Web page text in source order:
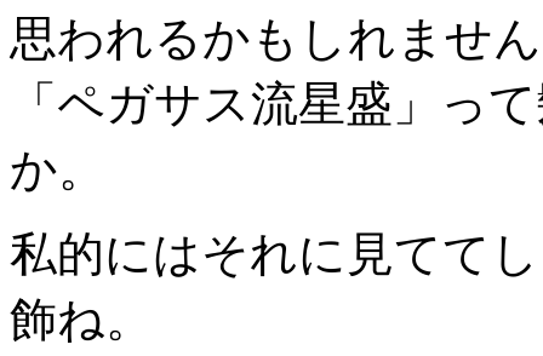
思われるかもしれませ
「ペガサス流星盛」っ
か。
私的にはそれに見てて
飾ね。